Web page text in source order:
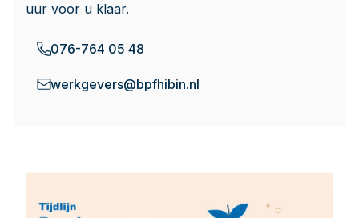
uur voor u klaar.
076-764 05 48
werkgevers@bpfhibin.nl